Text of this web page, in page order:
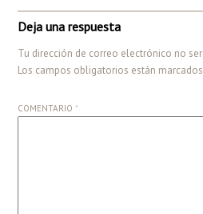
Deja una respuesta
Tu dirección de correo electrónico no
Los campos obligatorios están
COMENTARIO*